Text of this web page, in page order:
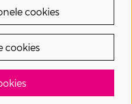
cookies
cookies